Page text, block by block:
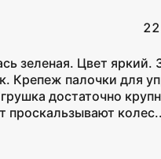
зеленая. Цвет яркий.
Крепеж палочки для
достаточно
проскальзывают